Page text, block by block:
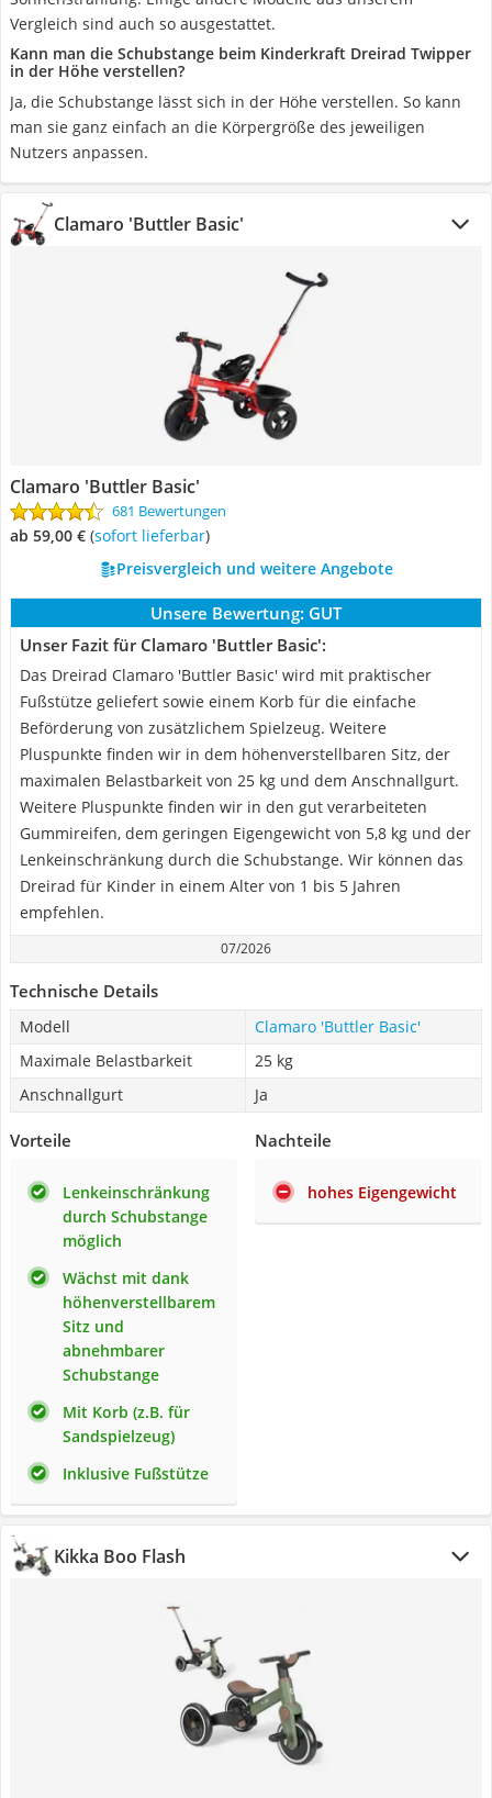
Vergleich sind auch so ausgestattet.
Kann man die Schubstange beim Kinderkraft Dreirad Twipper
in der Höhe verstellen?
Ja, die Schubstange lässt sich in der Höhe verstellen. So kann
man sie ganz einfach an die Körpergröße des jeweiligen
Nutzers anpassen.
Clamaro 'Buttler Basic'
Clamaro 'Buttler Basic'
681 Bewertungen
ab 59,00 € ( Sofort lieferbar)
Preisvergleich und weitere Angebote
Unsere Bewertung: GUT
Unser Fazit für Clamaro 'Buttler Basic':
Das Dreirad Clamaro 'Buttler Basic' wird mit praktischer
Fußstütze geliefert sowie einem Korb für die einfache
Beförderung von zusätzlichem Spielzeug. Weitere
Pluspunkte finden wir in dem höhenverstellbaren Sitz, der
maximalen Belastbarkeit von 25 kg und dem Anschnallgurt.
Weitere Pluspunkte finden wir in den gut verarbeiteten
Gummireifen, dem geringen Eigengewicht von 5,8 kg und der
Lenkeinschränkung durch die Schubstange. Wir können das
Dreirad für Kinder in einem Alter von 1 bis 5 Jahren
empfehlen.
07/2026
Technische Details
Modell
Clamaro 'Buttler Basic'
Maximale Belastbarkeit
25 kg
Anschnallgurt
Ja
Vorteile
Lenkeinschränkung
durch Schubstange
möglich
Wächst mit dank
höhenverstellbarem
Sitz und
abnehmbarer
Schubstange
Mit Korb (z.B. für
Sandspielzeug)
Inklusive Fußstütze
Nachteile
hohes Eigengewicht
Kikka Boo Flash